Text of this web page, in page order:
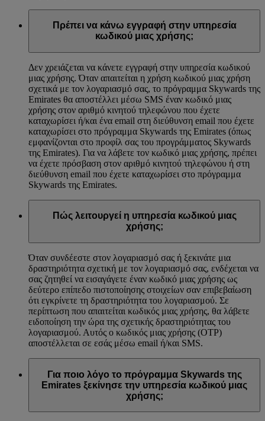
Πρέπει να κάνω εγγραφή στην υπηρεσία
κωδικού μιας χρήσης;
Δεν χρειάζεται να κάνετε εγγραφή στην υπηρεσία κωδικού
μιας χρήσης. Όταν απαιτείται η χρήση κωδικού μιας χρήση
σχετικά με τον λογαριασμό σας, το πρόγραμμα Skywards της
Emirates θα αποστέλλει μέσω SMS έναν κωδικό μιας
χρήσης στον αριθμό κινητού τηλεφώνου που έχετε
καταχωρίσει ή/και ένα email στη διεύθυνση email που έχετε
καταχωρίσει στο πρόγραμμα Skywards της Emirates (όπως
εμφανίζονται στο προφίλ σας του προγράμματος Skywards
της Emirates). Για να λάβετε τον κωδικό μιας χρήσης, πρέπει
να έχετε πρόσβαση στον αριθμό κινητού τηλεφώνου ή στη
διεύθυνση email που έχετε καταχωρίσει στο πρόγραμμα
Skywards της Emirates.
Πώς λειτουργεί η υπηρεσία κωδικού μιας
χρήσης;
Όταν συνδέεστε στον λογαριασμό σας ή ξεκινάτε μια
δραστηριότητα σχετική με τον λογαριασμό σας, ενδέχεται να
σας ζητηθεί να εισαγάγετε έναν κωδικό μιας χρήσης ως
δεύτερο επίπεδο πιστοποίησης στοιχείων σαν επιβεβαίωση
ότι εγκρίνετε τη δραστηριότητα του λογαριασμού. Σε
περίπτωση που απαιτείται κωδικός μιας χρήσης, θα λάβετε
ειδοποίηση την ώρα της σχετικής δραστηριότητας του
λογαριασμού. Αυτός ο κωδικός μιας χρήσης (OTP)
αποστέλλεται σε εσάς μέσω email ή/και SMS.
Για ποιο λόγο το πρόγραμμα Skywards της
Emirates ξεκίνησε την υπηρεσία κωδικού μιας
χρήσης;